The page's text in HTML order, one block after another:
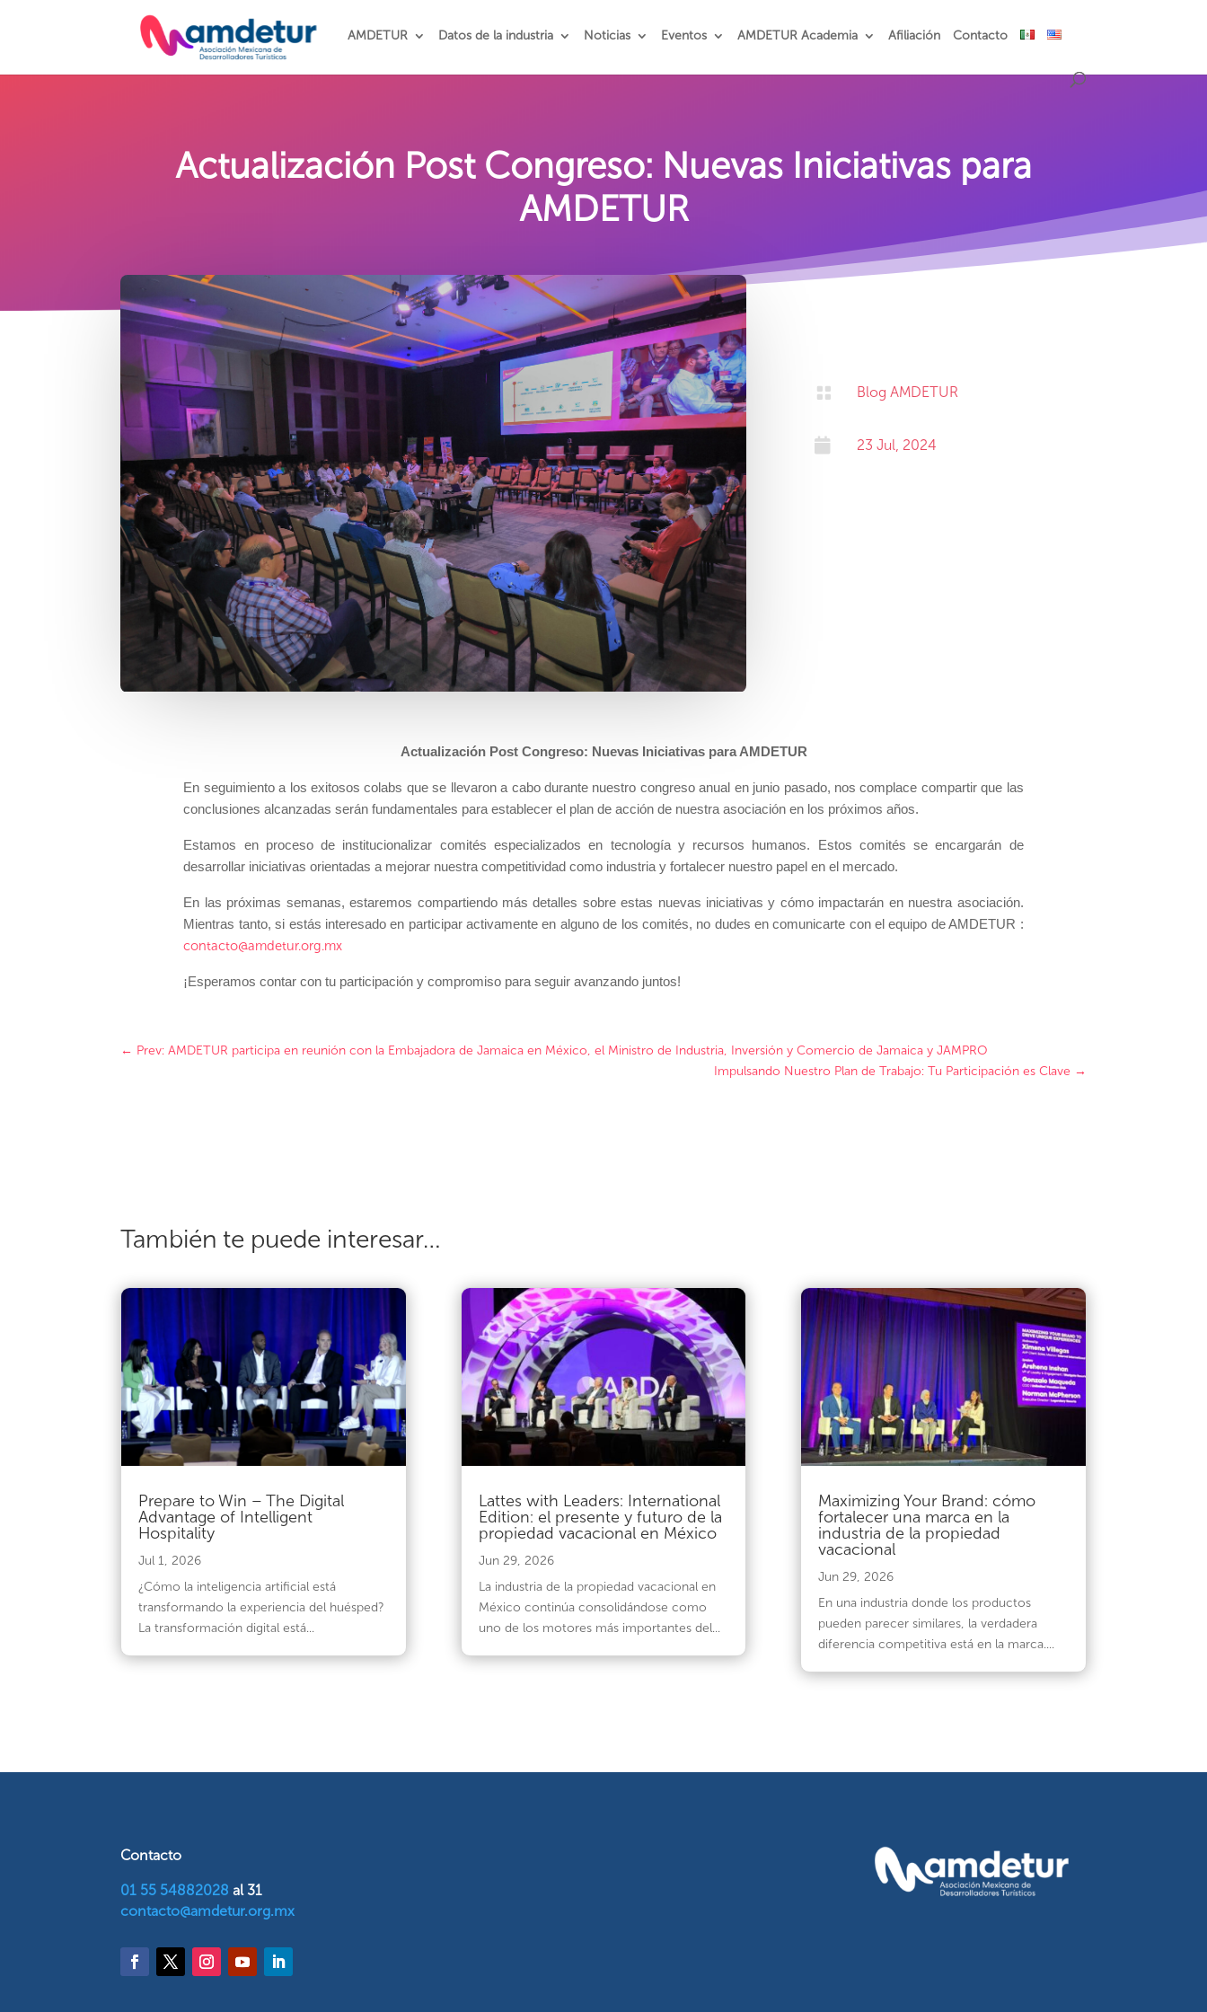
AMDETUR Datos de la industria Noticias Eventos AMDETUR Academia Afiliación Contacto
Actualización Post Congreso: Nuevas Iniciativas para
AMDETUR
 Blog AMDETUR
 23 Jul, 2024
Actualización Post Congreso: Nuevas Iniciativas para AMDETUR
En seguimiento a los exitosos colabs que se llevaron a cabo durante nuestro congreso anual en junio pasado, nos complace compartir que las
conclusiones alcanzadas serán fundamentales para establecer el plan de acción de nuestra asociación en los próximos años.
Estamos en proceso de institucionalizar comités especializados en tecnología y recursos humanos. Estos comités se encargarán de
desarrollar iniciativas orientadas a mejorar nuestra competitividad como industria y fortalecer nuestro papel en el mercado.
En las próximas semanas, estaremos compartiendo más detalles sobre estas nuevas iniciativas y cómo impactarán en nuestra asociación.
Mientras tanto, si estás interesado en participar activamente en alguno de los comités, no dudes en comunicarte con el equipo de AMDETUR :
contacto@amdetur.org.mx
¡Esperamos contar con tu participación y compromiso para seguir avanzando juntos!
← Prev: AMDETUR participa en reunión con la Embajadora de Jamaica en México, el Ministro de Industria, Inversión y Comercio de Jamaica y JAMPRO
Impulsando Nuestro Plan de Trabajo: Tu Participación es Clave →
También te puede interesar…
Prepare to Win – The Digital
Advantage of Intelligent
Hospitality
Jul 1, 2026
¿Cómo la inteligencia artificial está
transformando la experiencia del huésped?
La transformación digital está...
Lattes with Leaders: International
Edition: el presente y futuro de la
propiedad vacacional en México
Jun 29, 2026
La industria de la propiedad vacacional en
México continúa consolidándose como
uno de los motores más importantes del...
Maximizing Your Brand: cómo
fortalecer una marca en la
industria de la propiedad
vacacional
Jun 29, 2026
En una industria donde los productos
pueden parecer similares, la verdadera
diferencia competitiva está en la marca....
Contacto
01 55 54882028 al 31
contacto@amdetur.org.mx